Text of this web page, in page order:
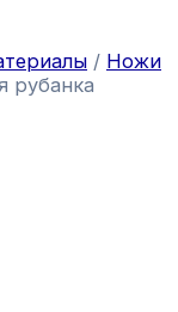
/ Ножи
рубанка